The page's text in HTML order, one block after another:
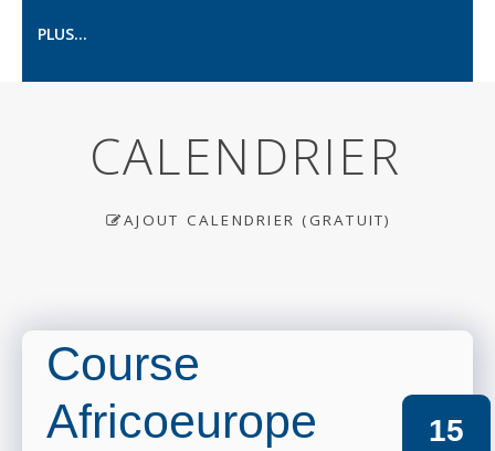
PLUS...
CALENDRIER
AJOUT CALENDRIER (GRATUIT)
Course
Africoeurope
15